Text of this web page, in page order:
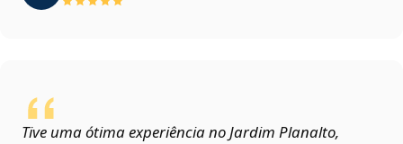
Tive uma ótima experiência no Jardim Planalto,